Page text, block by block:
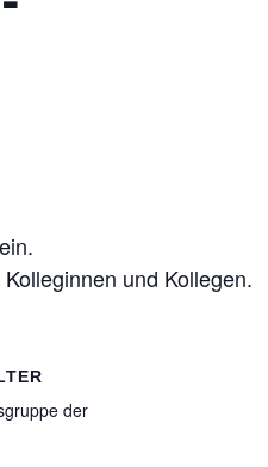
und Kollegen.
der